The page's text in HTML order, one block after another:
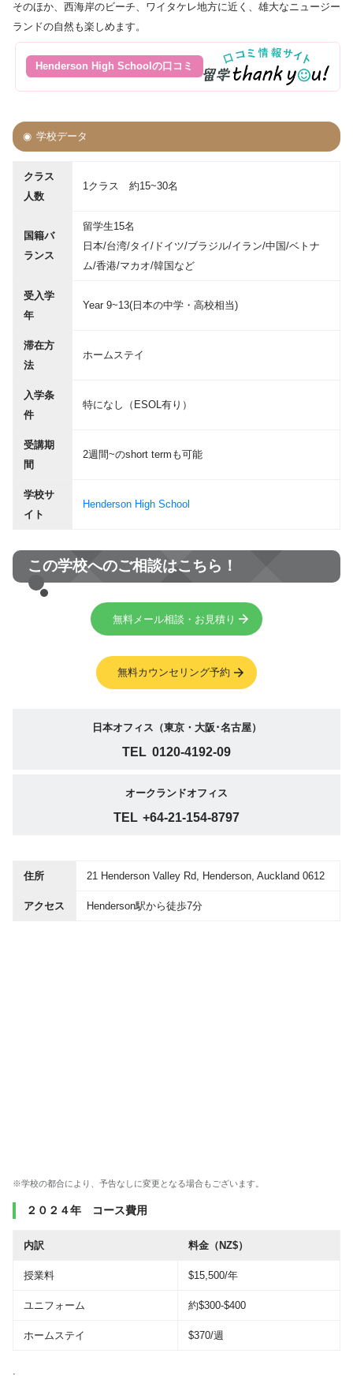
そのほか、西海岸のビーチ、ワイタケレ地方に近く、雄大なニュージー
ランドの自然も楽しめます。
Henderson High Schoolの口コミ
学校データ
クラス
人数
1クラス 約15~30名
国籍バ
ランス
留学生15名
日本/台湾/タイ/ドイツ/ブラジル/イラン/中国/ベトナ
ム/香港/マカオ/韓国など
受入学
年
Year 9~13(日本の中学・高校相当)
滞在方
法
ホームステイ
入学条
件
特になし（ESOL有り）
受講期
間
2週間~のshort termも可能
学校サ
イト
Henderson High School
この学校へのご相談はこちら！
無料メール相談・お見積り
無料カウンセリング予約
日本オフィス（東京・大阪･名古屋）
TEL 0120-4192-09
オークランドオフィス
TEL +64-21-154-8797
住所 21 Henderson Valley Rd, Henderson, Auckland 0612
アクセス Henderson駅から徒歩7分
※学校の都合により、予告なしに変更となる場合もございます。
２０２４年 コース費用
内訳 料金（NZ$）
授業料 $15,500/年
ユニフォーム 約$300-$400
ホームステイ $370/週